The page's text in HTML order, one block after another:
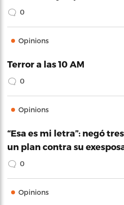
0
Opinions
Terror a las 10 AM
0
Opinions
“Esa es mi letra”: negó
un plan contra su
0
Opinions